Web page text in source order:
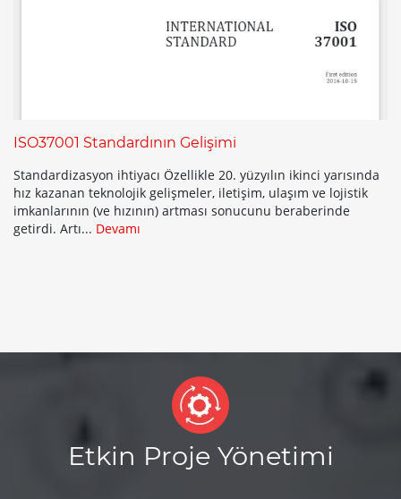
ISO37001 Standardının Gelişimi
Standardizasyon ihtiyacı Özellikle 20. yüzyılın ikinci yarısında
hız kazanan teknolojik gelişmeler, iletişim, ulaşım ve lojistik
imkanlarının (ve hızının) artması sonucunu beraberinde
getirdi. Artı... Devamı
Etkin Proje Yönetimi